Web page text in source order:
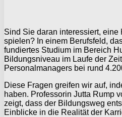
Sind Sie daran interessiert,
spielen? In einem Berufsfeld,
fundiertes Studium im Bereich
Bildungsniveau im Laufe der
Personalmanagers bei rund
Diese Fragen greifen wir auf,
haben. Professorin Jutta Rump
zeigt, dass der Bildungsweg
Einblicke in die Realität der